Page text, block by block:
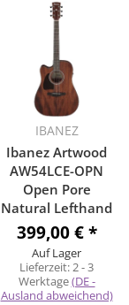
IBANEZ
Ibanez Artwood
AW54LCE-OPN
Open Pore
Natural Lefthand
399,00 €*
Auf Lager
Lieferzeit:2 - 3
Werktage(DE -
Ausland abweichend)